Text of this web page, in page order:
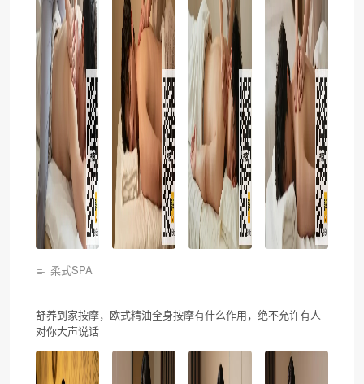
柔式SPA
舒养到家按摩，欧式精油全身按摩有什么作用，绝不允许有人
对你大声说话